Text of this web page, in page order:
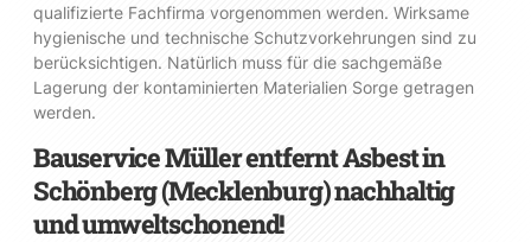
qualifizierte Fachfirma vorgenommen werden. Wirksame
hygienische und technische Schutzvorkehrungen sind zu
berücksichtigen. Natürlich muss für die sachgemäße
Lagerung der kontaminierten Materialien Sorge getragen
werden.
Bauservice Müller entfernt Asbest in
Schönberg (Mecklenburg) nachhaltig
und umweltschonend!